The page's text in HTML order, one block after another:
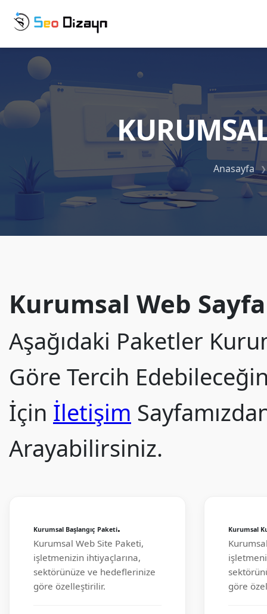
Anasayfa
Kurumsal Web
Aşağıdaki Paketler
Göre Tercih
İçin İletişim
Arayabilirsiniz.
Kurumsal Başlangıç Paketi.
Kurumsal Web Site Paketi,
işletmenizin ihtiyaçlarına,
sektörünüze ve hedeflerinize
göre özelleştirilir.
Kurumsal
göre